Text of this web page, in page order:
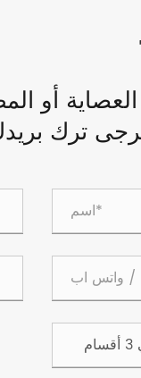
أو
يرجى ترك